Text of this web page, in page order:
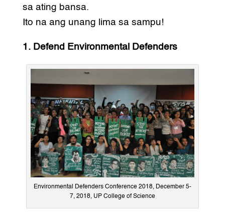
sa ating bansa.
Ito na ang unang lima sa sampu!
1. Defend Environmental Defenders
Environmental Defenders Conference 2018, December 5-
7, 2018, UP College of Science